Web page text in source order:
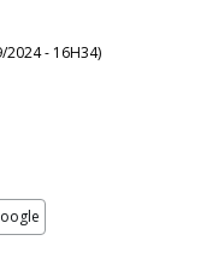
2024 - 16H34)